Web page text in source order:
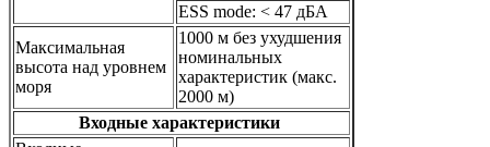
ESS mode: < 47 дБA
Максимальная
высота над уровнем
моря
1000 м без ухудшения
номинальных
характеристик (макс.
2000 м)
Входные характеристики